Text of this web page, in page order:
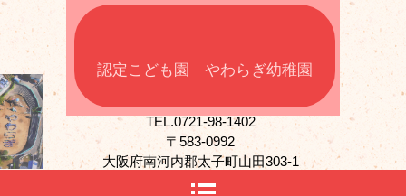
認定こども園 やわらぎ幼稚園
TEL.0721-98-1402
〒583-0992
大阪府南河内郡太子町山田303-1